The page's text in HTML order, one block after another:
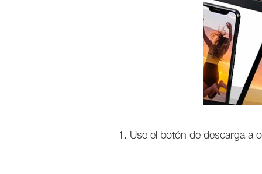
Use el botón de descarga a